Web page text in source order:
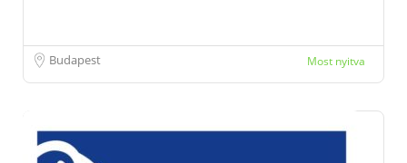
Budapest Most nyitva